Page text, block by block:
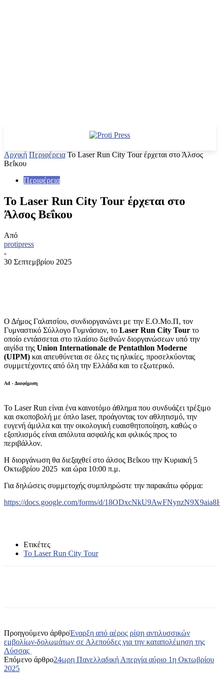
Αρχική Περιφέρεια Το Laser Run City Tour έρχεται στο Άλσος
Βεΐκου
Περιφέρεια
Το Laser Run City Tour έρχεται στο
Άλσος Βεΐκου
Από
protipress
-
30 Σεπτεμβρίου 2025
Ο Δήμος Γαλατσίου, συνδιοργανώνει με την Ε.Ο.Μο.Π, τον
Γυμναστικό Σύλλογο Γυμνάσιον, το Laser Run City Tour το
οποίο εντάσσεται στο πλαίσιο διεθνών διοργανώσεων υπό την
αιγίδα της Union Internationale de Pentathlon Moderne
(UIPM) και απευθύνεται σε όλες τις ηλικίες, προσελκύοντας
συμμετέχοντες από όλη την Ελλάδα και το εξωτερικό.
Ad - Διαφήμιση
Το Laser Run είναι ένα καινοτόμο άθλημα που συνδυάζει τρέξιμο
και σκοποβολή με όπλο laser, προάγοντας τον αθλητισμό, την
ευγενή άμιλλα και την οικολογική ευαισθητοποίηση, καθώς ο
εξοπλισμός είναι απόλυτα ασφαλής και φιλικός προς το
περιβάλλον.
Η διοργάνωση θα διεξαχθεί στο άλσος Βεΐκου την Κυριακή 5
Οκτωβρίου 2025 και ώρα 10:00 π.μ.
Για δηλώσεις συμμετοχής συμπληρώστε την παρακάτω φόρμα:
https://docs.google.com/forms/d/
Ετικέτες
Το Laser Run City Tour
Προηγούμενο άρθροΈναρξη από αέρος ρίψη αντιλυσσικών
εμβολίων-δολωμάτων σε Αλεπούδες για την καταπολέμηση της
Λύσσας
Επόμενο άρθρο24ωρη Πανελλαδική Απεργία αύριο 1η Οκτωβρίου
2025